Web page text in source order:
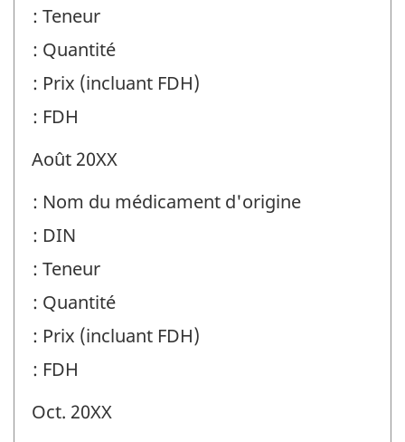
: Teneur
: Quantité
: Prix (incluant FDH)
: FDH
Août 20XX
: Nom du médicament d'origine
: DIN
: Teneur
: Quantité
: Prix (incluant FDH)
: FDH
Oct. 20XX